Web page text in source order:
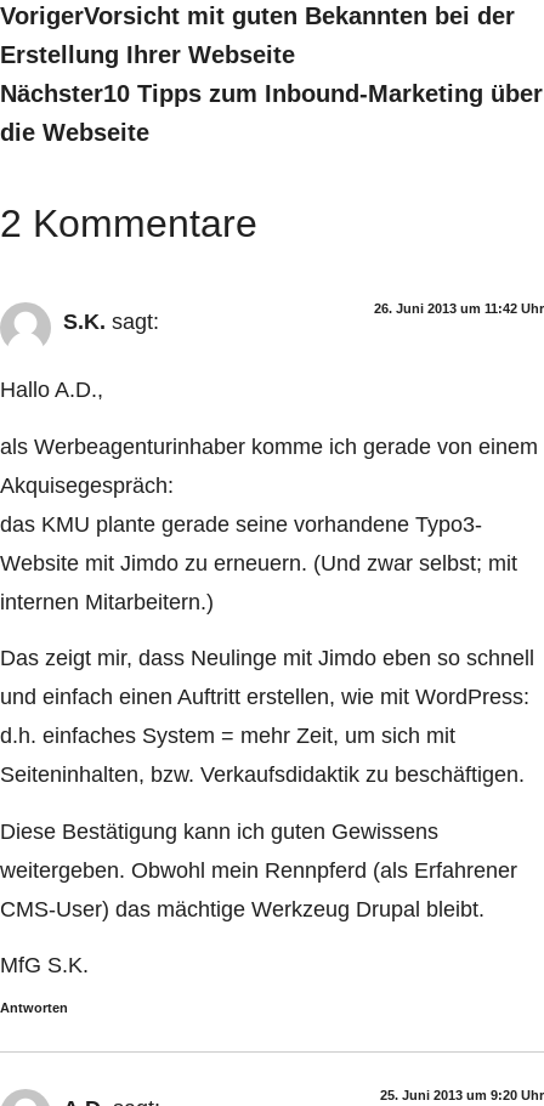
VorigerVorsicht mit guten Bekannten bei der
Erstellung Ihrer Webseite
Nächster10 Tipps zum Inbound-Marketing über
die Webseite
2 Kommentare
S.K. sagt:
26. Juni 2013 um 11:42 Uhr
Hallo A.D.,
als Werbeagenturinhaber komme ich gerade von einem
Akquisegespräch:
das KMU plante gerade seine vorhandene Typo3-
Website mit Jimdo zu erneuern. (Und zwar selbst; mit
internen Mitarbeitern.)
Das zeigt mir, dass Neulinge mit Jimdo eben so schnell
und einfach einen Auftritt erstellen, wie mit WordPress:
d.h. einfaches System = mehr Zeit, um sich mit
Seiteninhalten, bzw. Verkaufsdidaktik zu beschäftigen.
Diese Bestätigung kann ich guten Gewissens
weitergeben. Obwohl mein Rennpferd (als Erfahrener
CMS-User) das mächtige Werkzeug Drupal bleibt.
MfG S.K.
Antworten
25. Juni 2013 um 9:20 Uhr